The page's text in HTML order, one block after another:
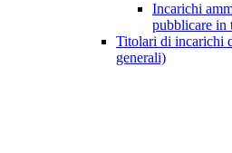
Incarichi
pubblicare in
Titolari di incarichi
generali)